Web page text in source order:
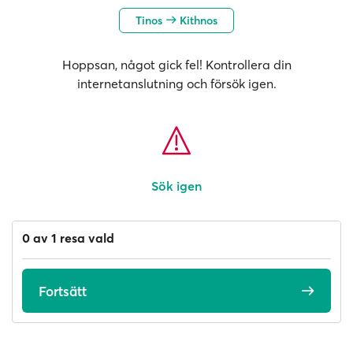
Tinos Kithnos
Hoppsan, något gick fel! Kontrollera din
internetanslutning och försök igen.
Sök igen
0 av 1 resa vald
Fortsätt